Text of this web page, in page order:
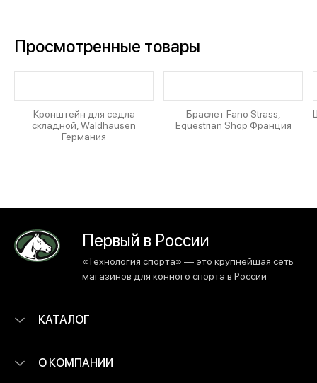
Просмотренные товары
Кронштейн для седла
складной, Waldhausen
Германия
Браслет Fano Strass,
Equestrian Shop Франция
Первый в России
«Технология спорта» — это крупнейшая сеть
магазинов для конного спорта в России
КАТАЛОГ
О КОМПАНИИ